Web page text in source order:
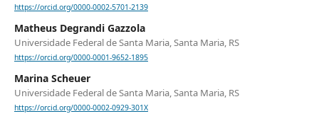
https://orcid.org/0000-0002-5701-2139
Matheus Degrandi Gazzola
Universidade Federal de Santa Maria, Santa Maria, RS
https://orcid.org/0000-0001-9652-1895
Marina Scheuer
Universidade Federal de Santa Maria, Santa Maria, RS
https://orcid.org/0000-0002-0929-301X